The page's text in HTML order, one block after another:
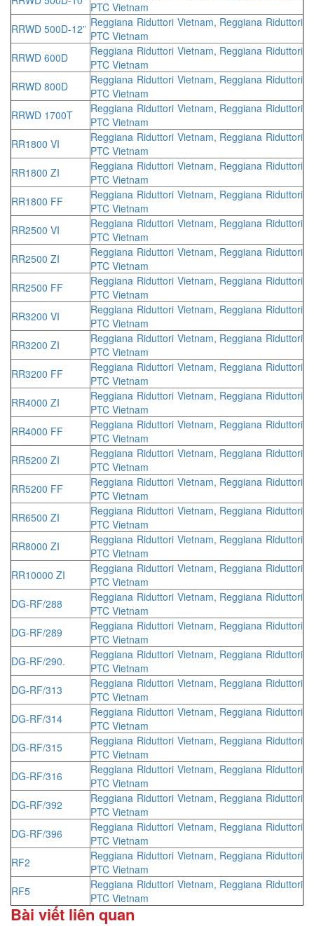
PTC Vietnam
RRWD 500D-12” Reggiana Riduttori Vietnam, Reggiana Riduttori
PTC Vietnam
RRWD 600D
Reggiana Riduttori Vietnam, Reggiana Riduttori
PTC Vietnam
RRWD 800D
Reggiana Riduttori Vietnam, Reggiana Riduttori
PTC Vietnam
RRWD 1700T
Reggiana Riduttori Vietnam, Reggiana Riduttori
PTC Vietnam
RR1800 VI
Reggiana Riduttori Vietnam, Reggiana Riduttori
PTC Vietnam
RR1800 ZI
Reggiana Riduttori Vietnam, Reggiana Riduttori
PTC Vietnam
RR1800 FF
Reggiana Riduttori Vietnam, Reggiana Riduttori
PTC Vietnam
RR2500 VI
Reggiana Riduttori Vietnam, Reggiana Riduttori
PTC Vietnam
RR2500 ZI
Reggiana Riduttori Vietnam, Reggiana Riduttori
PTC Vietnam
RR2500 FF
Reggiana Riduttori Vietnam, Reggiana Riduttori
PTC Vietnam
RR3200 VI
Reggiana Riduttori Vietnam, Reggiana Riduttori
PTC Vietnam
RR3200 ZI
Reggiana Riduttori Vietnam, Reggiana Riduttori
PTC Vietnam
RR3200 FF
Reggiana Riduttori Vietnam, Reggiana Riduttori
PTC Vietnam
RR4000 ZI
Reggiana Riduttori Vietnam, Reggiana Riduttori
PTC Vietnam
RR4000 FF
Reggiana Riduttori Vietnam, Reggiana Riduttori
PTC Vietnam
RR5200 ZI
Reggiana Riduttori Vietnam, Reggiana Riduttori
PTC Vietnam
RR5200 FF
Reggiana Riduttori Vietnam, Reggiana Riduttori
PTC Vietnam
RR6500 ZI
Reggiana Riduttori Vietnam, Reggiana Riduttori
PTC Vietnam
RR8000 ZI
Reggiana Riduttori Vietnam, Reggiana Riduttori
PTC Vietnam
RR10000 ZI
Reggiana Riduttori Vietnam, Reggiana Riduttori
PTC Vietnam
DG-RF/288
Reggiana Riduttori Vietnam, Reggiana Riduttori
PTC Vietnam
DG-RF/289
Reggiana Riduttori Vietnam, Reggiana Riduttori
PTC Vietnam
DG-RF/290.
Reggiana Riduttori Vietnam, Reggiana Riduttori
PTC Vietnam
DG-RF/313
Reggiana Riduttori Vietnam, Reggiana Riduttori
PTC Vietnam
DG-RF/314
Reggiana Riduttori Vietnam, Reggiana Riduttori
PTC Vietnam
DG-RF/315
Reggiana Riduttori Vietnam, Reggiana Riduttori
PTC Vietnam
DG-RF/316
Reggiana Riduttori Vietnam, Reggiana Riduttori
PTC Vietnam
DG-RF/392
Reggiana Riduttori Vietnam, Reggiana Riduttori
PTC Vietnam
DG-RF/396
Reggiana Riduttori Vietnam, Reggiana Riduttori
PTC Vietnam
RF2
Reggiana Riduttori Vietnam, Reggiana Riduttori
PTC Vietnam
RF5
Reggiana Riduttori Vietnam, Reggiana Riduttori
PTC Vietnam
Bài viết liên quan